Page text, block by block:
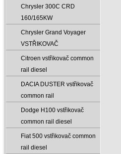
Chrysler 300C CRD
160/165KW
Chrysler Grand Voyager
VSTŘIKOVAČ
Citroen vstřikovač common
rail diesel
DACIA DUSTER vstřikovač
common rail
Dodge H100 vstřikovač
common rail diesel
Fiat 500 vstřikovač common
rail diesel